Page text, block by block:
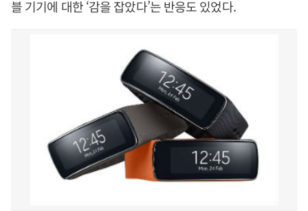
블 기기에 대한 ‘감을 잡았다’는 반응도 있었다.